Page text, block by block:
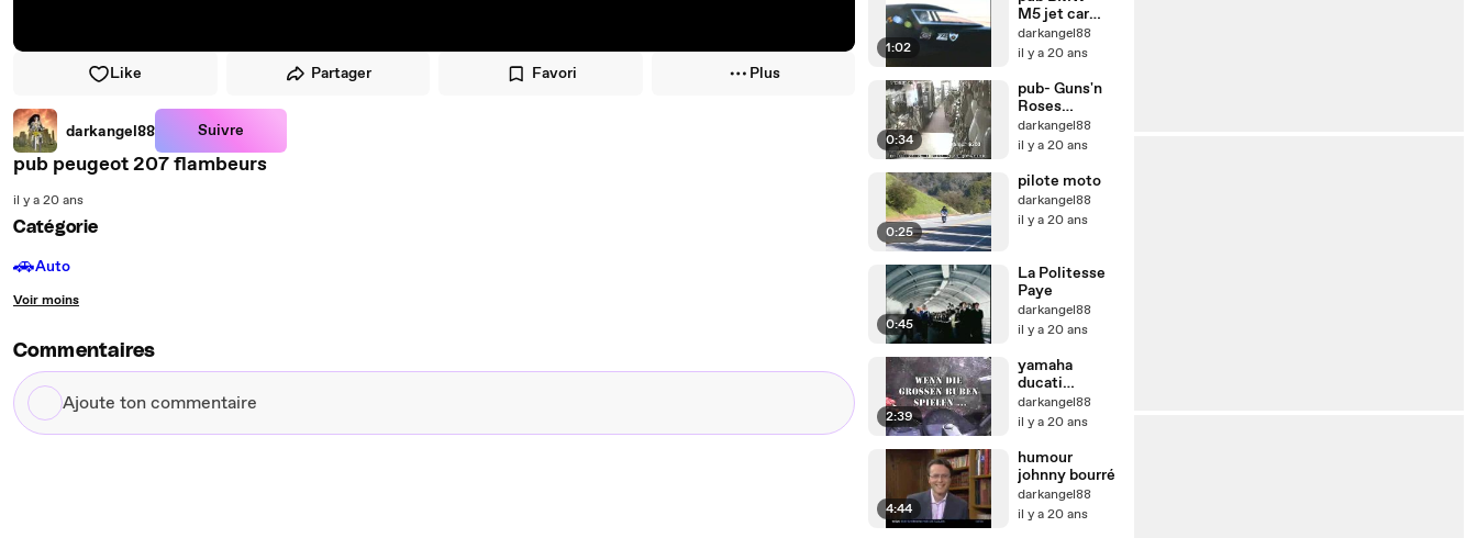
Like Partager Favori Plus
darkangel88 Suivre
pub peugeot 207 flambeurs
il y a 20 ans
Catégorie
🚗Auto
Voir moins
Commentaires
Ajoute
ton
1:02
M5 jet car
commercial
darkangel88
il y a 20 ans
0:34
pub- Guns'n
Roses
Mastercard
darkangel88
il y a 20 ans
0:25
pilote moto
darkangel88
il y a 20 ans
0:45
La Politesse
Paye
darkangel88
il y a 20 ans
2:39
yamaha
ducati
kawasaki
darkangel88
il y a 20 ans
4:44
humour
johnny bourré
darkangel88
il y a 20 ans